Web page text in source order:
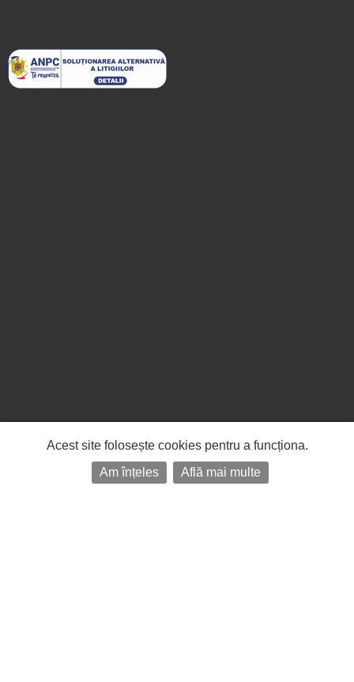
Acest site folosește cookies pentru a funcționa.
Am înțeles
Află mai multe